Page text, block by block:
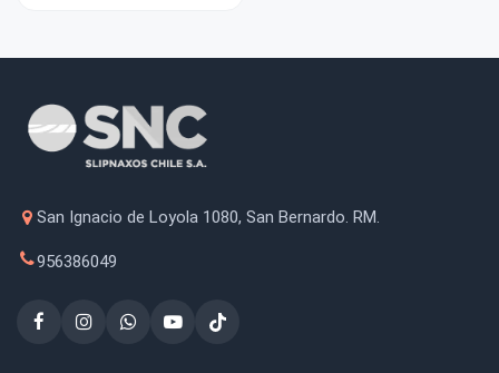
San Ignacio de Loyola 1080, San Bernardo. RM.
956386049